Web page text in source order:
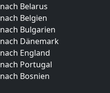
Belarus
Belgien
Bulgarien
Dänemark
England
Portugal
Bosnien